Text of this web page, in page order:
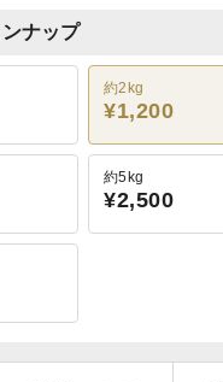
ナップ
約2kg
¥1,200
約5kg
¥2,500